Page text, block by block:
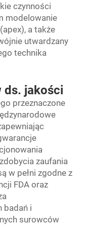
czynności
modelowanie
a także
utwardzany
technika
ds. jakości
przeznaczone
zaufania
w pełni zgodne z
FDA oraz
badań i
surowców